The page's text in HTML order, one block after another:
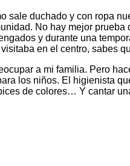
sale duchado y con ropa
No hay mejor
y durante una
en el centro, sabes
a mi familia. Pero
los niños. El higienista
de colores… Y cantar